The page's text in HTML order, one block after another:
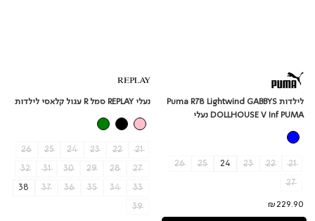
לילדות Puma R78 Lightwind GABBYS
DOLLHOUSE V Inf PUMA נעלי
21
22
23
24
25
26
27
₪229.90
נעלי REPLAY סמל R עגול קלאסי לילדות
21
22
23
24
25
26
27
28
29
30
31
32
33
34
35
36
37
38
39